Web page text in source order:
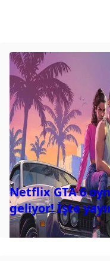
Netflix GTA 6
geliyor! İşte